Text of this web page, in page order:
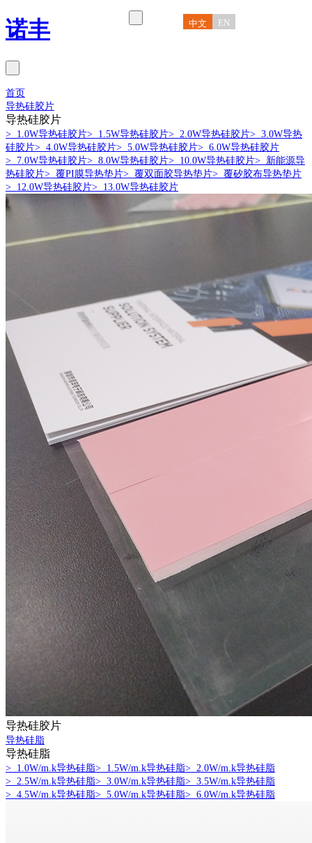
诺丰 中文 EN
首页
导热硅胶片
导热硅胶片
> 1.0W导热硅胶片> 1.5W导热硅胶片> 2.0W导热硅胶片> 3.0W导热
硅胶片> 4.0W导热硅胶片> 5.0W导热硅胶片> 6.0W导热硅胶片
> 7.0W导热硅胶片> 8.0W导热硅胶片> 10.0W导热硅胶片> 新能源导
热硅胶片> 覆PI膜导热垫片> 覆双面胶导热垫片> 覆矽胶布导热垫片
> 12.0W导热硅胶片> 13.0W导热硅胶片
导热硅胶片
导热硅脂
导热硅脂
> 1.0W/m.k导热硅脂> 1.5W/m.k导热硅脂> 2.0W/m.k导热硅脂
> 2.5W/m.k导热硅脂> 3.0W/m.k导热硅脂> 3.5W/m.k导热硅脂
> 4.5W/m.k导热硅脂> 5.0W/m.k导热硅脂> 6.0W/m.k导热硅脂